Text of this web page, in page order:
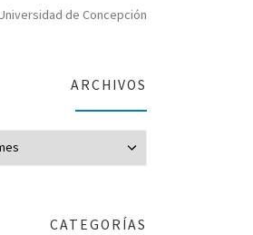
de Concepción
ARCHIVOS
CATEGORÍAS